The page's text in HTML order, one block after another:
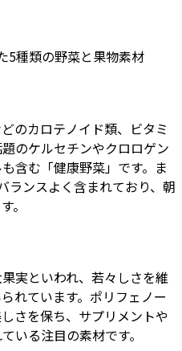
5種類の野菜と果物素材
のカロテノイド類、ビタミ
のケルセチンやクロロゲン
含む「健康野菜」です。ま
ランスよく含まれており、朝
。
実といわれ、若々しさを維
れています。ポリフェノー
さを保ち、サプリメントや
いる注目の素材です。